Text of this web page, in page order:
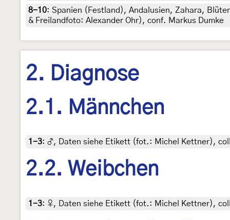
8-10: Spanien (Festland), Andalusien, Zahara,
& Freilandfoto: Alexander Ohr), conf. Markus Dumke
2. Diagnose
2.1. Männchen
1-3: ♂, Daten siehe Etikett (fot.: Michel Kettner),
2.2. Weibchen
1-3: ♀, Daten siehe Etikett (fot.: Michel Kettner),